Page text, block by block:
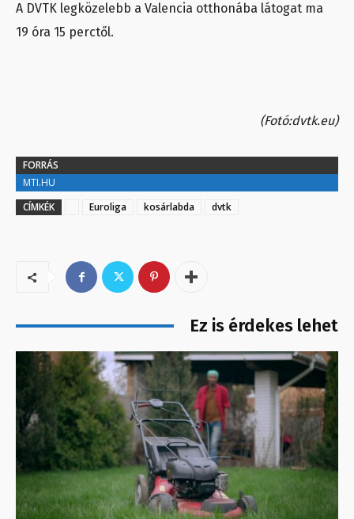
A DVTK legközelebb a Valencia otthonába látogat ma
19 óra 15 perctől.
(Fotó:dvtk.eu)
FORRÁS
MTI.HU
CÍMKÉK
Euroliga kosárlabda dvtk
Ez is érdekes lehet